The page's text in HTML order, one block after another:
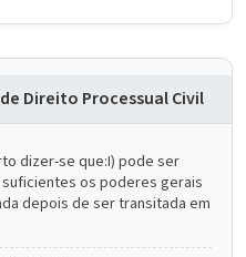
Direito Processual Civil
dizer-se que:I) pode ser
os poderes gerais
depois de ser transitada em